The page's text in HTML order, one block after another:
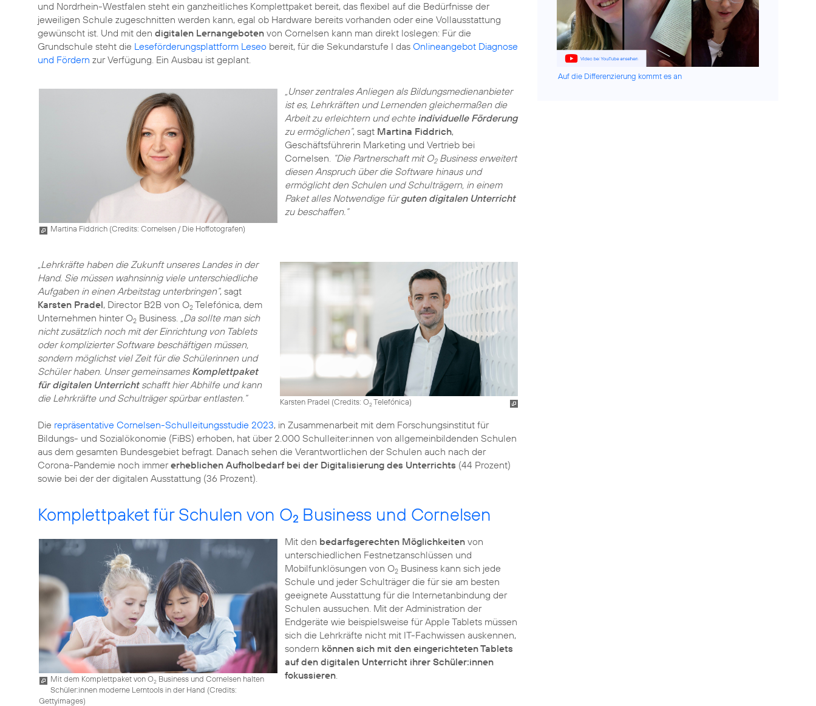
und Nordrhein-Westfalen steht ein ganzheitliches Komplettpaket bereit, das flexibel auf die Bedürfnisse der
jeweiligen Schule zugeschnitten werden kann, egal ob Hardware bereits vorhanden oder eine Vollausstattung
gewünscht ist. Und mit den digitalen Lernangeboten von Cornelsen kann man direkt loslegen: Für die
Grundschule steht die Leseförderungsplattform Leseo bereit, für die Sekundarstufe I das Onlineangebot Diagnose
und Fördern zur Verfügung. Ein Ausbau ist geplant.
Martina Fiddrich (Credits: Cornelsen / Die Hoffotografen)
„Unser zentrales Anliegen als Bildungsmedienanbieter
ist es, Lehrkräften und Lernenden gleichermaßen die
Arbeit zu erleichtern und echte individuelle Förderung
zu ermöglichen”, sagt Martina Fiddrich,
Geschäftsführerin Marketing und Vertrieb bei
Cornelsen. “Die Partnerschaft mit O2Business erweitert
diesen Anspruch über die Software hinaus und
ermöglicht den Schulen und Schulträgern, in einem
Paket alles Notwendige fürguten digitalen Unterricht
zu beschaffen.“
Karsten Pradel (Credits: O2Telefónica)
„Lehrkräfte haben die Zukunft unseres Landes in der
Hand. Sie müssen wahnsinnig viele unterschiedliche
Aufgaben in einen Arbeitstag unterbringen“, sagt
Karsten Pradel, Director B2B von O2 Telefónica, dem
Unternehmen hinter O2 Business.
„Da sollte man sich
nicht zusätzlich noch mit der Einrichtung von Tablets
oder komplizierter Software beschäftigen müssen,
sondern möglichst viel Zeit für die Schülerinnen und
Schüler haben. Unser gemeinsames Komplettpaket
für digitalen Unterrichtschafft hier Abhilfe und kann
die Lehrkräfte und Schulträger spürbar entlasten.“
Die repräsentative Cornelsen-Schulleitungsstudie 2023, in Zusammenarbeit mit dem Forschungsinstitut für
Bildungs- und Sozialökonomie (FiBS) erhoben, hat über 2.000 Schulleiter:innen von allgemeinbildenden Schulen
aus dem gesamten Bundesgebiet befragt. Danach sehen die Verantwortlichen der Schulen auch nach der
Corona-Pandemie noch immererheblichen Aufholbedarf bei der Digitalisierung des Unterrichts (44 Prozent)
sowie bei der der digitalen Ausstattung (36 Prozent).
Komplettpaket für Schulen von O2 Business und Cornelsen
Mit dem Komplettpaket von O2 Business und Cornelsen halten
Schüler:innen moderne Lerntools in der Hand (Credits:
Gettyimages)
Mit den bedarfsgerechten Möglichkeitenvon
unterschiedlichen Festnetzanschlüssen und
Mobilfunklösungen von O2Business kann sich jede
Schule und jeder Schulträger die für sie am besten
geeignete Ausstattung für die Internetanbindung der
Schulen aussuchen. Mit der Administration der
Endgeräte wie beispielsweise für Apple Tablets müssen
sich die Lehrkräfte nicht mit IT-Fachwissen auskennen,
sondern können sich mit den eingerichteten Tablets
auf den digitalen Unterricht ihrer Schüler:innen
fokussieren.
Auf die Differenzierung kommt es an